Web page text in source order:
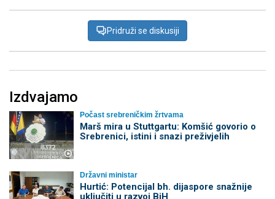
Pridruži se diskusiji
Izdvajamo
Počast srebreničkim žrtvama
Marš mira u Stuttgartu: Komšić govorio o
Srebrenici, istini i snazi preživjelih
Državni ministar
Hurtić: Potencijal bh. dijaspore snažnije
uključiti u razvoj BiH